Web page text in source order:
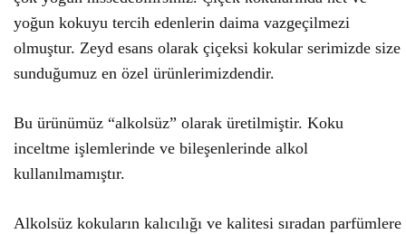
yoğun kokuyu tercih edenlerin daima vazgeçilmezi
olmuştur. Zeyd esans olarak çiçeksi kokular serimizde size
sunduğumuz en özel ürünlerimizdendir.
Bu ürünümüz “alkolsüz” olarak üretilmiştir. Koku
inceltme işlemlerinde ve bileşenlerinde alkol
kullanılmamıştır.
Alkolsüz kokuların kalıcılığı ve kalitesi sıradan parfümlere